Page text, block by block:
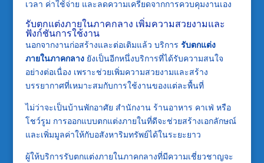
เวลา ค่าใช้จ่าย และลดความเครียดจากการควบคุมงานเอง
รับตกแต่งภายในภาคกลาง เพิ่มความสวยงามและ
ฟังก์ชันการใช้งาน
นอกจากงานก่อสร้างและต่อเติมแล้ว บริการ รับตกแต่ง
ภายในภาคกลางยังเป็นอีกหนึ่งบริการที่ได้รับความสนใจ
อย่างต่อเนื่อง เพราะช่วยเพิ่มความสวยงามและสร้าง
บรรยากาศที่เหมาะสมกับการใช้งานของแต่ละพื้นที่
ไม่ว่าจะเป็นบ้านพักอาศัย สำนักงาน ร้านอาหาร คาเฟ่ หรือ
โชว์รูม การออกแบบตกแต่งภายในที่ดีจะช่วยสร้างเอกลักษณ์
และเพิ่มมูลค่าให้กับอสังหาริมทรัพย์ได้ในระยะยาว
ผู้ให้บริการรับตกแต่งภายในภาคกลางที่มีความเชี่ยวชาญจะ